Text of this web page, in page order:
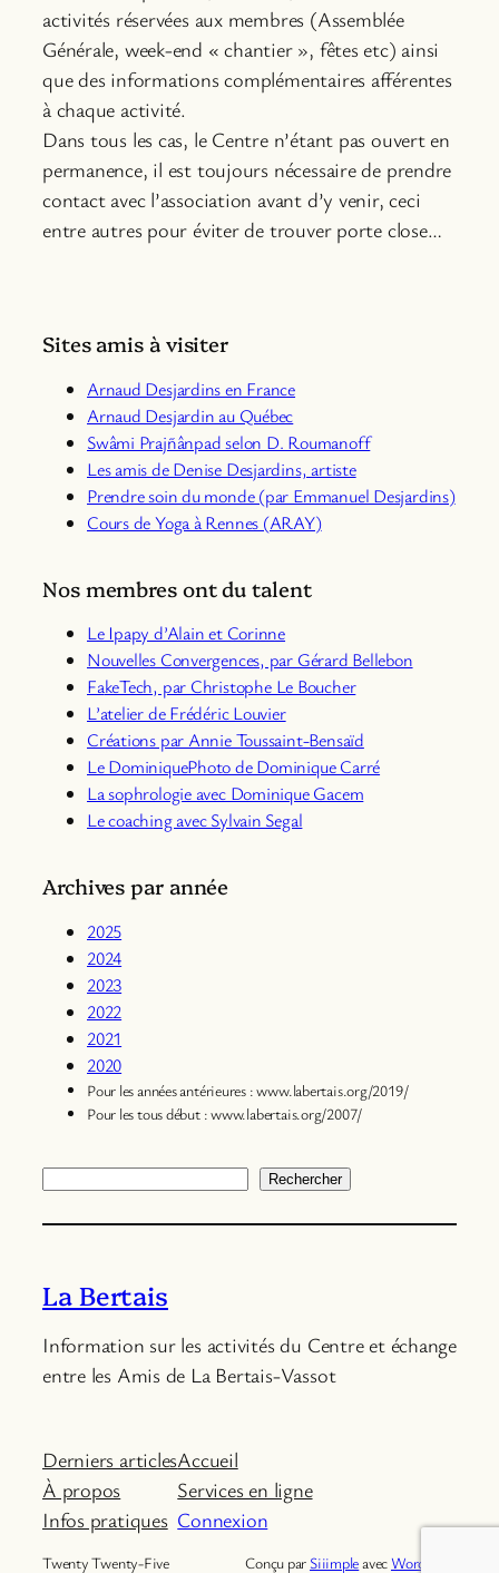
activités réservées aux membres (Assemblée
Générale, week-end « chantier », fêtes etc) ainsi
que des informations complémentaires afférentes
à chaque activité.
Dans tous les cas, le Centre n’étant pas ouvert en
permanence, il est toujours nécessaire de prendre
contact avec l’association avant d’y venir, ceci
entre autres pour éviter de trouver porte close…
Sites amis à visiter
Arnaud Desjardins en France
Arnaud Desjardin au Québec
Swâmi Prajñânpad selon D. Roumanoff
Les amis de Denise Desjardins, artiste
Prendre soin du monde (par Emmanuel Desjardins)
Cours de Yoga à Rennes (ARAY)
Nos membres ont du talent
Le Ipapy d’Alain et Corinne
Nouvelles Convergences, par Gérard Bellebon
FakeTech, par Christophe Le Boucher
L’atelier de Frédéric Louvier
Créations par Annie Toussaint-Bensaïd
Le DominiquePhoto de Dominique Carré
La sophrologie avec Dominique Gacem
Le coaching avec Sylvain Segal
Archives par année
2025
2024
2023
2022
2021
2020
Pour les années antérieures : www.labertais.org/2019/
Pour les tous début : www.labertais.org/2007/
Rechercher
La Bertais
Information sur les activités du Centre et échange
entre les Amis de La Bertais-Vassot
Derniers articles
À propos
Infos pratiques
Accueil
Services en ligne
Connexion
Twenty Twenty-Five Conçu par SiiimpleavecWordPress